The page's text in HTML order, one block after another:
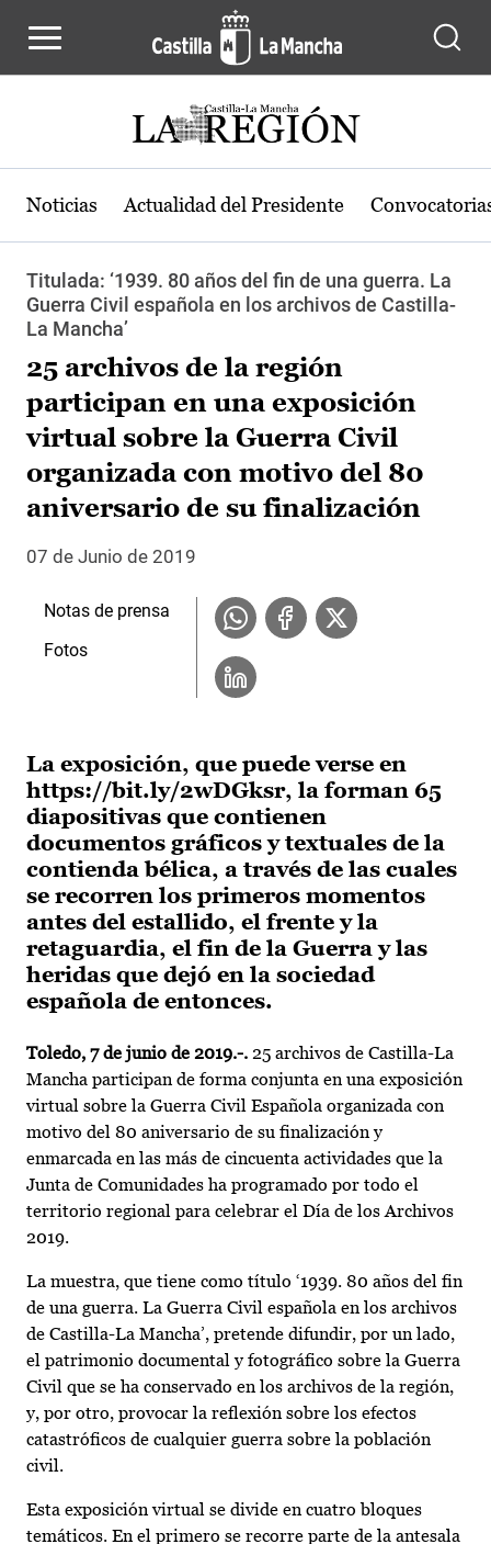
Noticias Actualidad del Presidente
Titulada: ‘1939. 80 años del fin de una guerra. La
Guerra Civil española en los archivos de Castilla-
La Mancha’
25 archivos de la región
participan en una exposición
virtual sobre la Guerra Civil
organizada con motivo del 80
aniversario de su finalización
07 de Junio de 2019
La exposición, que puede verse en
https://bit.ly/2wDGksr, la forman 65
diapositivas que contienen
documentos gráficos y textuales de la
contienda bélica, a través de las cuales
se recorren los primeros momentos
antes del estallido, el frente y la
retaguardia, el fin de la Guerra y las
heridas que dejó en la sociedad
española de entonces.
Toledo, 7 de junio de 2019.-. 25 archivos de Castilla-La
Mancha participan de forma conjunta en una exposición
virtual sobre la Guerra Civil Española organizada con
motivo del 80 aniversario de su finalización y
enmarcada en las más de cincuenta actividades que la
Junta de Comunidades ha programado por todo el
territorio regional para celebrar el Día de los Archivos
2019.
La muestra, que tiene como título ‘1939. 80 años del fin
de una guerra. La Guerra Civil española en los archivos
de Castilla-La Mancha’, pretende difundir, por un lado,
el patrimonio documental y fotográfico sobre la Guerra
Civil que se ha conservado en los archivos de la región,
y, por otro, provocar la reflexión sobre los efectos
catastróficos de cualquier guerra sobre la población
civil.
Esta exposición virtual se divide en cuatro bloques
temáticos. En el primero se recorre parte de la antesala
Notas de prensa
Fotos